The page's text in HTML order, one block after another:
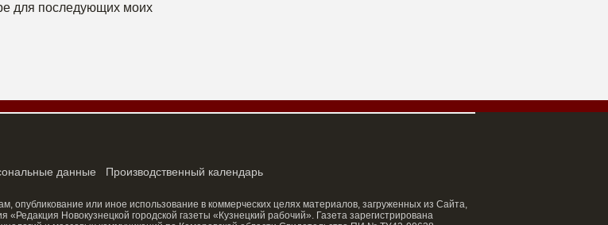
для последующих моих
данные Производственный календарь
опубликование или иное использование в коммерческих целях материалов, загруженных из Сайта,
Новокузнецкой городской газеты «Кузнецкий рабочий». Газета зарегистрирована